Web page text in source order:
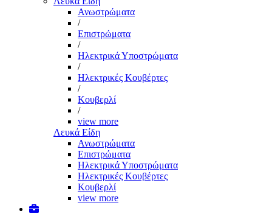
Ανωστρώματα
/
Επιστρώματα
/
Ηλεκτρικά Υποστρώματα
/
Ηλεκτρικές Κουβέρτες
/
Κουβερλί
/
view more
Λευκά Είδη
Ανωστρώματα
Επιστρώματα
Ηλεκτρικά Υποστρώματα
Ηλεκτρικές Κουβέρτες
Κουβερλί
view more